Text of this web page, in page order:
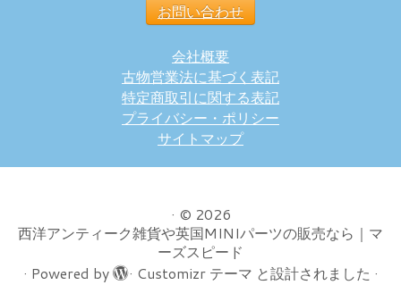
お問い合わせ
会社概要
古物営業法に基づく表記
特定商取引に関する表記
プライバシー・ポリシー
サイトマップ
· © 2026
西洋アンティーク雑貨や英国MINIパーツの販売なら｜マ
ーズスピード
· Powered by · Customizr テーマ と設計されました ·